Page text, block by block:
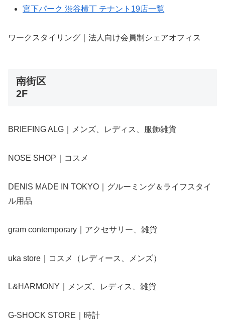
宮下パーク 渋谷横丁 テナント19店一覧
ワークスタイリング｜法人向け会員制シェアオフィス
南街区
2F
BRIEFING ALG｜メンズ、レディス、服飾雑貨
NOSE SHOP｜コスメ
DENIS MADE IN TOKYO｜グルーミング＆ライフスタイ
ル用品
gram contemporary｜アクセサリー、雑貨
uka store｜コスメ（レディース、メンズ）
L&HARMONY｜メンズ、レディス、雑貨
G-SHOCK STORE｜時計